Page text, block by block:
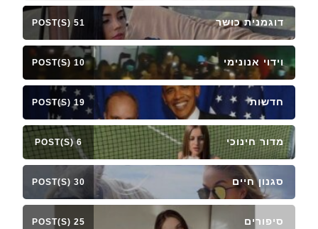
דוגמנית כושר 51 POST(S)
וידוי אנונימי 10 POST(S)
חדשות 19 POST(S)
מדור חינוכי 6 POST(S)
סגנון חיים 30 POST(S)
סיפורים 25 POST(S)